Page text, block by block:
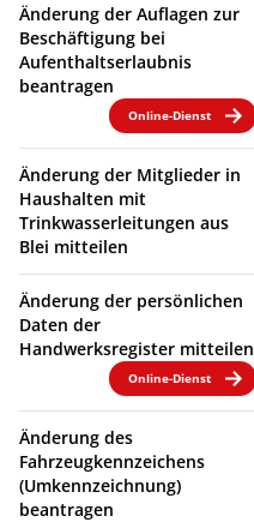
Änderung der Auflagen zur
Beschäftigung bei
Aufenthaltserlaubnis
beantragen
Online-Dienst
Änderung der Mitglieder in
Haushalten mit
Trinkwasserleitungen aus
Blei mitteilen
Änderung der persönlichen
Daten der
Handwerksregister mitteilen
Online-Dienst
Änderung des
Fahrzeugkennzeichens
(Umkennzeichnung)
beantragen